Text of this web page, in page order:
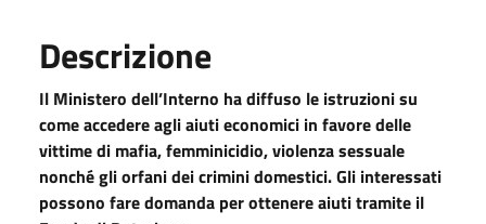
Descrizione
Il Ministero dell’Interno ha diffuso le istruzioni su
come accedere agli aiuti economici in favore delle
vittime di mafia, femminicidio, violenza sessuale
nonché gli orfani dei crimini domestici. Gli interessati
possono fare domanda per ottenere aiuti tramite il